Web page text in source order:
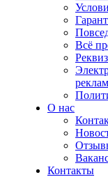
Всё
О нас
Контакты